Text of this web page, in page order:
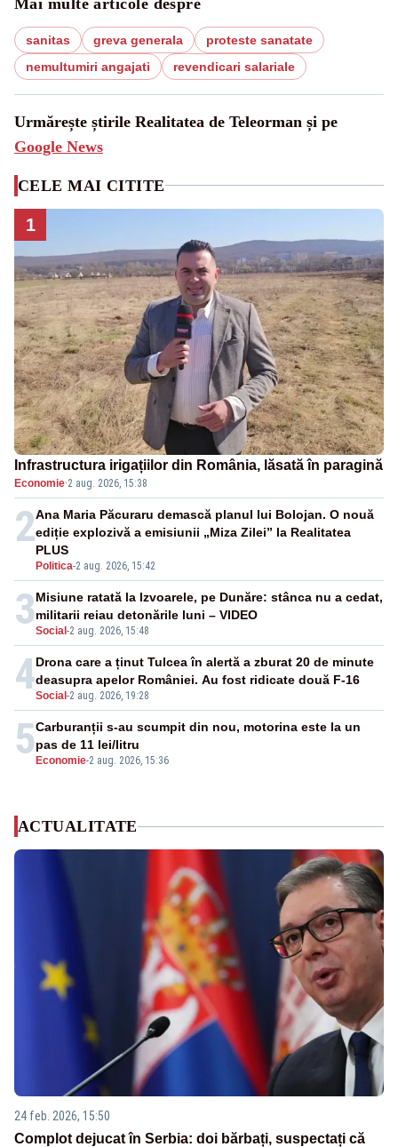
sanitas greva generala
proteste sanatate
nemultumiri angajati
revendicari salariale
Urmărește știrile Realitatea de Teleorman și pe
Google News
CELE MAI CITITE
1
Infrastructura irigațiilor din România, lăsată în paragină
Economie·2 aug. 2026, 15:38
2
Politica-2 aug. 2026, 15:42
Ana Maria Păcuraru demască planul lui Bolojan. O nouă
ediție explozivă a emisiunii „Miza Zilei” la Realitatea
PLUS
3Social -2 aug. 2026, 15:48
Misiune ratată la Izvoarele, pe Dunăre: stânca nu a cedat,
militarii reiau detonările luni – VIDEO
4Social -2 aug. 2026, 19:28
Drona care a ținut Tulcea în alertă a zburat 20 de minute
deasupra apelor României. Au fost ridicate două F-16
5 Economie-2 aug. 2026, 15:36
Carburanții s-au scumpit din nou, motorina este la un
pas de 11 lei/litru
ACTUALITATE
24 feb. 2026, 15:50
Complot dejucat în Serbia: doi bărbați, suspectați că